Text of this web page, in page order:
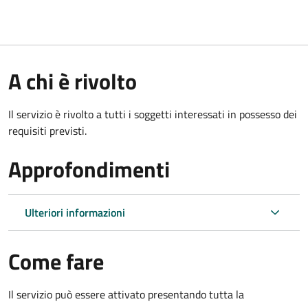
A chi è rivolto
Il servizio è rivolto a tutti i soggetti interessati in possesso dei
requisiti previsti.
Approfondimenti
Ulteriori informazioni
Come fare
Il servizio può essere attivato presentando tutta la